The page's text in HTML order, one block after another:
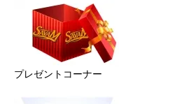
プレゼントコーナー